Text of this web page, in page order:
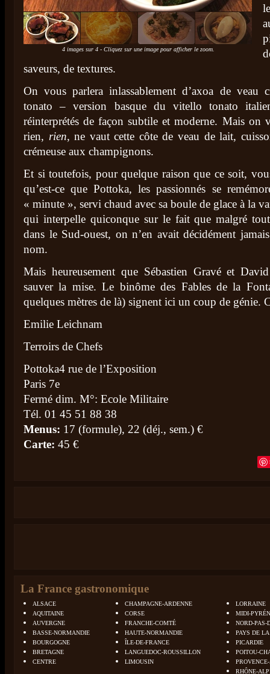
4 images sur 4 - Cliquez sur une image pour afficher le zoom.
saveurs, de textures.
On vous parlera inlassablement d’axoa de veau
tonato – version basque du vitello tonato
réinterprétés de façon subtile et moderne. Mais on
rien, rien, ne vaut cette côte de veau de lait,
crémeuse aux champignons.
Et si toutefois, pour quelque raison que ce soit,
qu’est-ce que Pottoka, les passionnés se
« minute », servi chaud avec sa boule de glace à la
qui interpelle quiconque sur le fait que malgré
dans le Sud-ouest, on n’en avait décidément
nom.
Mais heureusement que Sébastien Gravé et
sauver la mise. Le binôme des Fables de la
quelques mètres de là) signent ici un coup de génie.
Emilie Leichnam
Terroirs de Chefs
Pottoka4 rue de l’Exposition
Paris 7e
Fermé dim. M°: Ecole Militaire
Tél. 01 45 51 88 38
Menus: 17 (formule), 22 (déj., sem.) €
Carte: 45 €
La France gastronomique
ALSACE
AQUITAINE
AUVERGNE
BASSE-NORMANDIE
BOURGOGNE
BRETAGNE
CENTRE
CHAMPAGNE-ARDENNE
CORSE
FRANCHE-COMTÉ
HAUTE-NORMANDIE
ÎLE-DE-FRANCE
LANGUEDOC-ROUSSILLON
LIMOUSIN
LORRAINE
MIDI-
NORD-PAS-
PAYS DE
PICARDIE
POITOU-
RHÔNE-